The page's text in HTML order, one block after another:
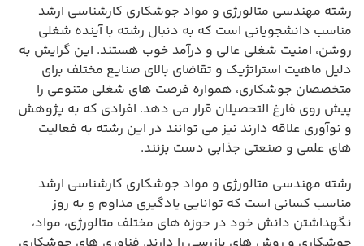
رشته مهندسی متالورژی و مواد جوشکاری کارشناسی ارشد
مناسب دانشجویانی است که به دنبال رشته با آینده شغلی
روشن، امنیت شغلی عالی و درآمد خوب هستند. این گرایش به
دلیل ماهیت استراتژیک و تقاضای بالای صنایع مختلف برای
متخصصان جوشکاری، همواره فرصت های شغلی متنوعی را
پیش روی فارغ التحصیلان قرار می دهد. افرادی که به پژوهش
و نوآوری علاقه دارند نیز می توانند در این رشته به فعالیت
های علمی و صنعتی جذابی دست بزنند.
رشته مهندسی متالورژی و مواد جوشکاری کارشناسی ارشد
مناسب کسانی است که توانایی یادگیری مداوم و به روز
نگهداشتن دانش خود در حوزه های مختلف متالورژی، مواد،